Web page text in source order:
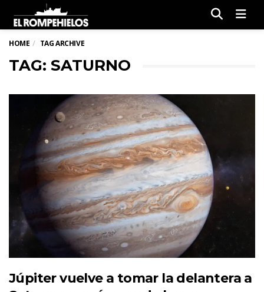
HOME TAG ARCHIVE
TAG: SATURNO
Júpiter vuelve a tomar la delantera a